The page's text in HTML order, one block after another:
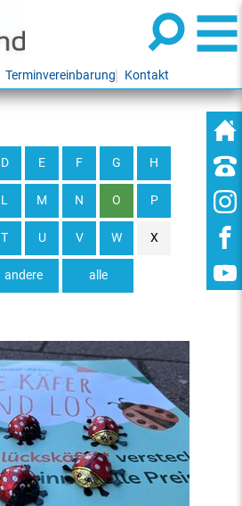
Terminvereinbarung Kontakt
alle
D E F G H
L M N O P
T U V W X
andere